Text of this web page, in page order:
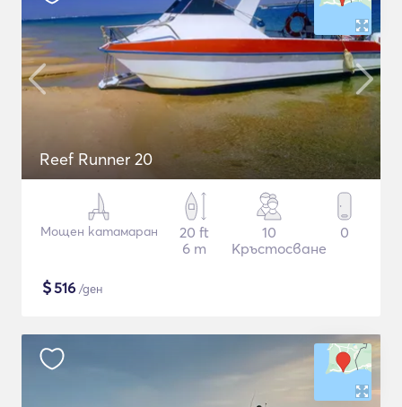
Reef Runner 20
Мощен катамаран
20 ft
6 m
10
Кръстосване
0
$516 /ден